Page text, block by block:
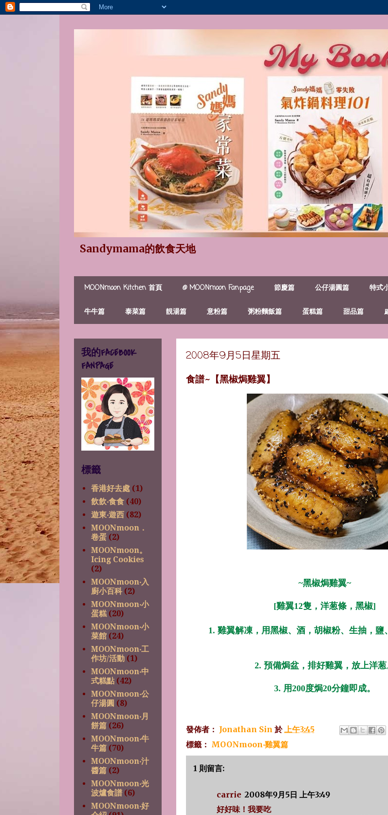
Sandymama的飲食天地
MOONmoon Kitchen 首頁 @ MOONmoon Fanpage 節慶篇 公仔湯圓篇 特式
牛牛篇 泰菜篇 靚湯篇 意粉篇 粥粉麵飯篇 蛋糕篇 甜品篇
2008年9月5日星期五
食譜~【黑椒焗雞翼】
~黑椒焗雞翼~
[雞翼12隻，洋葱條，黑椒]
1. 雞翼解凍，用黑椒、酒，胡椒粉、生抽，鹽
2. 預備焗盆，排好雞翼，放上洋葱
3. 用200度焗20分鐘即成。
發佈者： Jonathan Sin 於上午3:45
標籤： MOONmoon‧雞翼篇
1 則留言:
carrie 2008年9月5日 上午3:49
好好味！我要吃
我的FACEBOOK
FANPAGE
標籤
香港好去處 (1)
飲飲‧食食 (40)
遊東‧遊西 (82)
MOONmoon．
卷蛋 (2)
MOONmoon。
Icing Cookies
(2)
MOONmoon‧入
廚小百科 (2)
MOONmoon‧小
蛋糕 (20)
MOONmoon‧小
菜館 (24)
MOONmoon‧工
作坊/活動 (1)
MOONmoon‧中
式糕點 (42)
MOONmoon‧公
仔湯圓 (8)
MOONmoon‧月
餅篇 (26)
MOONmoon‧牛
牛篇 (70)
MOONmoon‧汁
醬篇 (2)
MOONmoon‧光
波爐食譜 (6)
MOONmoon‧好